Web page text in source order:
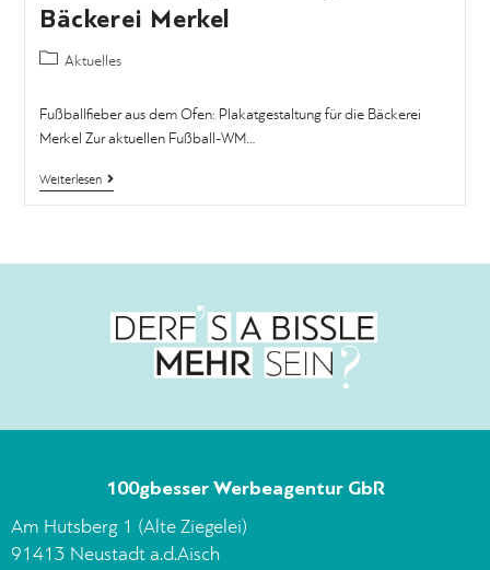
Bäckerei Merkel
Aktuelles
Fußballfieber aus dem Ofen: Plakatgestaltung für die Bäckerei
Merkel Zur aktuellen Fußball-WM…
Weiterlesen
100gbesser Werbeagentur GbR
Am Hutsberg 1 (Alte Ziegelei)
91413 Neustadt a.d.Aisch